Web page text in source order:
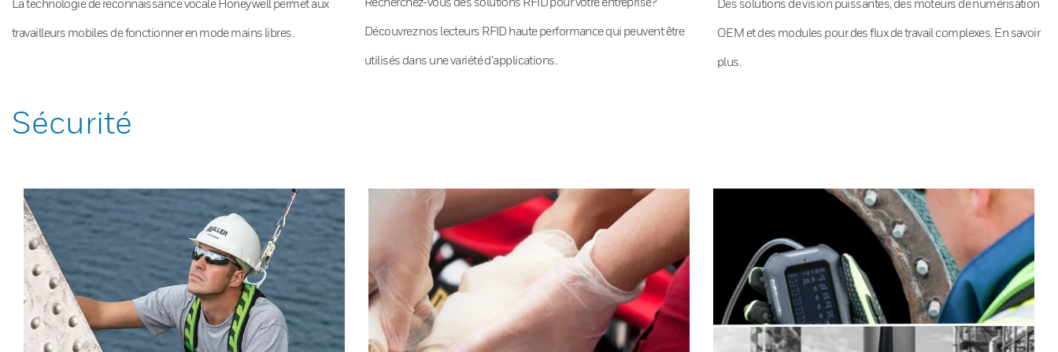
La technologie de reconnaissance vocale Honeywell permet aux
travailleurs mobiles de fonctionner en mode mains libres. Découvrez nos lecteurs RFID haute performance qui peuvent être
utilisés dans une variété d’applications.
Des solutions de vision puissantes, des moteurs de numérisation
OEM et des modules pour des flux de travail complexes. En savoir
plus.
Sécurité